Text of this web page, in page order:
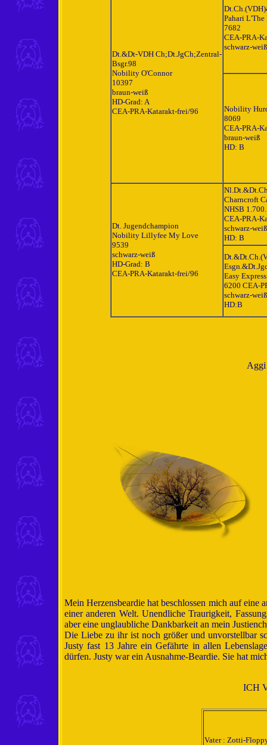
Dt.&Dt-VDH Ch;Dt.JgCh;Zentral-
Bsgr.98
Nobility O'Connor
10397
braun-weiß
HD-Grad: A
CEA-PRA-Katarakt-frei/96
Pahari L'The
7682
CEA-PRA-
schwarz-weiß
Nobility
8069
CEA-PRA-
braun-weiß
HD: B
Dt. Jugendchampion
Nobility Lillyfee My Love
9539
schwarz-weiß
HD-Grad: B
CEA-PRA-Katarakt-frei/96
Charncroft
NHSB
CEA-PRA-
schwarz-weiß
HD: B
Easy
6200 CEA-
schwarz-weiß
HD:B
Aggi
Mein Herzensbeardie hat beschlossen mich auf
einer anderen Welt. Unendliche Traurigkeit,
aber eine unglaubliche Dankbarkeit an mein
Die Liebe zu ihr ist noch größer und unvorstellbar
Justy fast 13 Jahre ein Gefährte in allen
dürfen. Justy war ein Ausnahme-Beardie. Sie hat
ICH
Vater : Zotti-